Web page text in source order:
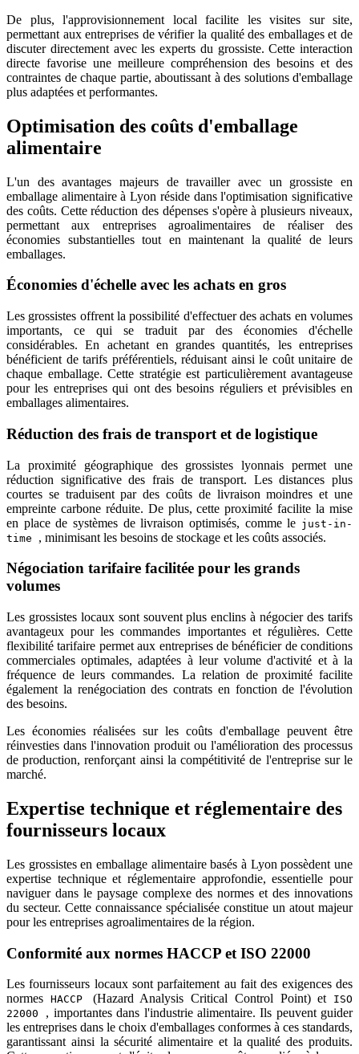
De plus, l'approvisionnement local facilite les visites sur site,
permettant aux entreprises de vérifier la qualité des emballages et de
discuter directement avec les experts du grossiste. Cette interaction
directe favorise une meilleure compréhension des besoins et des
contraintes de chaque partie, aboutissant à des solutions d'emballage
plus adaptées et performantes.
Optimisation des coûts d'emballage
alimentaire
L'un des avantages majeurs de travailler avec un grossiste en
emballage alimentaire à Lyon réside dans l'optimisation significative
des coûts. Cette réduction des dépenses s'opère à plusieurs niveaux,
permettant aux entreprises agroalimentaires de réaliser des
économies substantielles tout en maintenant la qualité de leurs
emballages.
Économies d'échelle avec les achats en gros
Les grossistes offrent la possibilité d'effectuer des achats en volumes
importants, ce qui se traduit par des économies d'échelle
considérables. En achetant en grandes quantités, les entreprises
bénéficient de tarifs préférentiels, réduisant ainsi le coût unitaire de
chaque emballage. Cette stratégie est particulièrement avantageuse
pour les entreprises qui ont des besoins réguliers et prévisibles en
emballages alimentaires.
Réduction des frais de transport et de logistique
La proximité géographique des grossistes lyonnais permet une
réduction significative des frais de transport. Les distances plus
courtes se traduisent par des coûts de livraison moindres et une
empreinte carbone réduite. De plus, cette proximité facilite la mise
en place de systèmes de livraison optimisés, comme le just-in-
time , minimisant les besoins de stockage et les coûts associés.
Négociation tarifaire facilitée pour les grands
volumes
Les grossistes locaux sont souvent plus enclins à négocier des tarifs
avantageux pour les commandes importantes et régulières. Cette
flexibilité tarifaire permet aux entreprises de bénéficier de conditions
commerciales optimales, adaptées à leur volume d'activité et à la
fréquence de leurs commandes. La relation de proximité facilite
également la renégociation des contrats en fonction de l'évolution
des besoins.
Les économies réalisées sur les coûts d'emballage peuvent être
réinvesties dans l'innovation produit ou l'amélioration des processus
de production, renforçant ainsi la compétitivité de l'entreprise sur le
marché.
Expertise technique et réglementaire des
fournisseurs locaux
Les grossistes en emballage alimentaire basés à Lyon possèdent une
expertise technique et réglementaire approfondie, essentielle pour
naviguer dans le paysage complexe des normes et des innovations
du secteur. Cette connaissance spécialisée constitue un atout majeur
pour les entreprises agroalimentaires de la région.
Conformité aux normes HACCP et ISO 22000
Les fournisseurs locaux sont parfaitement au fait des exigences des
normes HACCP (Hazard Analysis Critical Control Point) et
ISO
22000 , importantes dans l'industrie alimentaire. Ils peuvent guider
les entreprises dans le choix d'emballages conformes à ces standards,
garantissant ainsi la sécurité alimentaire et la qualité des produits.